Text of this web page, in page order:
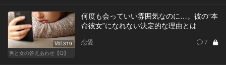
Vol.319
男と女の答えあわせ【Q】
何度も会っていい雰囲気なのに…。彼の“本
命彼女”になれない決定的な理由とは
恋愛 7